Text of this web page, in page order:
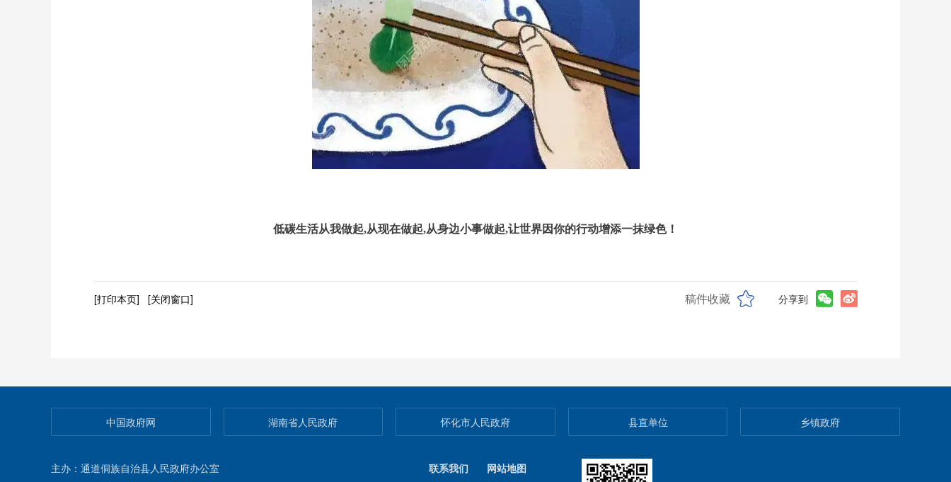
低碳生活从我做起,从现在做起,从身边小事做起,让世界因你的行动增添一抹绿色！
[打印本页] [关闭窗口] 稿件收藏 分享到
中国政府网 湖南省人民政府 怀化市人民政府 县直单位 乡镇政府
主办：通道侗族自治县人民政府办公室 联系我们 网站地图